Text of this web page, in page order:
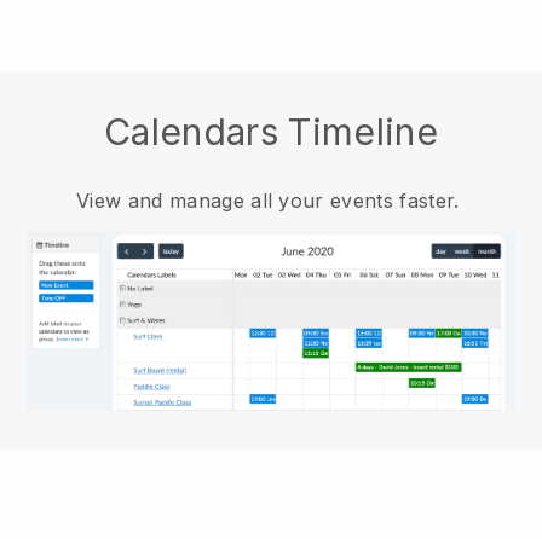
Calendars Timeline
View and manage all your events faster.